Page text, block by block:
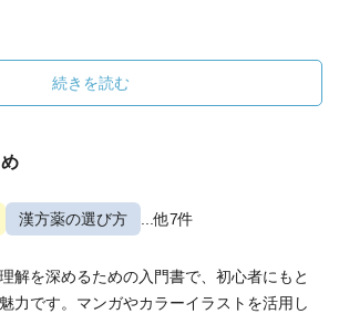
続きを読む
漢方薬の選び方 ...他7件
解を深めるための入門書で、初心者にもと
力です。マンガやカラーイラストを活用し